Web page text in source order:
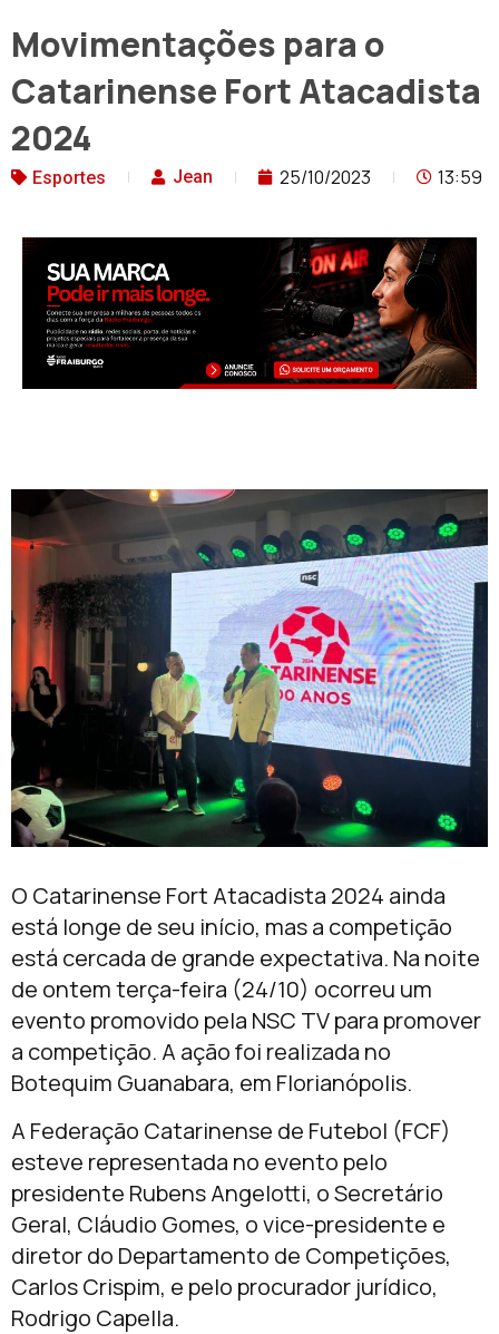
Movimentações para o
Catarinense Fort Atacadista
2024
Esportes Jean 25/10/2023 13:59
O Catarinense Fort Atacadista 2024 ainda
está longe de seu início, mas a competição
está cercada de grande expectativa. Na noite
de ontem terça-feira (24/10) ocorreu um
evento promovido pela NSC TV para promover
a competição. A ação foi realizada no
Botequim Guanabara, em Florianópolis.
A Federação Catarinense de Futebol (FCF)
esteve representada no evento pelo
presidente Rubens Angelotti, o Secretário
Geral, Cláudio Gomes, o vice-presidente e
diretor do Departamento de Competições,
Carlos Crispim, e pelo procurador jurídico,
Rodrigo Capella.